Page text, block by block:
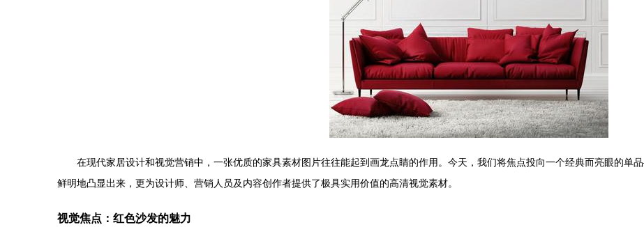
在现代家居设计和视觉营销中，一张优质的家具素材图片往往能起到画龙点睛的作用。今天，我们将焦点投向一个经典而亮眼的
鲜明地凸显出来，更为设计师、营销人员及内容创作者提供了极具实用价值的高清视觉素材。
视觉焦点：红色沙发的魅力